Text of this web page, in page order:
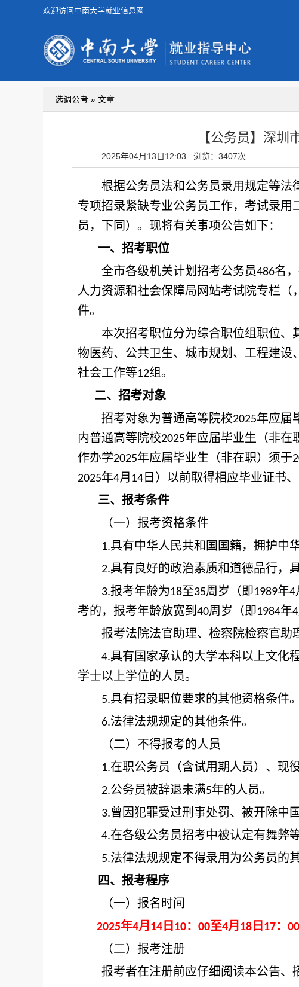
欢迎访问中南大学就业信息网
选调公考 » 文章
【公务员】深
2025年04月13日12:03 浏览：3407次
根据公务员法和公务员录用规定等
专项招录紧缺专业公务员工作，考试录
员，下同）。现将有关事项公告如下：
一、招考职位
全市各级机关计划招考公务员486名
人力资源和社会保障局网站考试院专栏（
件。
本次招考职位分为综合职位组职位、
物医药、公共卫生、城市规划、工程建设
社会工作等12组。
二、招考对象
招考对象为普通高等院校2025年应届
内普通高等院校2025年应届毕业生（非在
作办学2025年应届毕业生（非在职）须于
2025年4月 14 日）以前取得相应毕业证书、
三、报考条件
（一）报考资格条件
1.具有中华人民共和国国籍，拥护中
2.具有良好的政治素质和道德品行，
3.报考年龄为 18至35周岁（即1989年4
考的，报考年龄放宽到 40周岁（即1984年4
报考法院法官助理、检察院检察官助
4.具有国家承认的大学本科以上文化
学士以上学位的人员。
5.具有招录职位要求的其他资格条件。
6.法律法规规定的其他条件。
（二）不得报考的人员
1.在职公务员（含试用期人员）、现
2.公务员被辞退未满5年的人员。
3.曾因犯罪受过刑事处罚、被开除中
4.在各级公务员招考中被认定有舞弊
5.法律法规规定不得录用为公务员的
四、报考程序
（一）报名时间
2025年4月 14 日 10： 00至4月 18 日 17： 00
（二）报考注册
报考者在注册前应仔细阅读本公告、